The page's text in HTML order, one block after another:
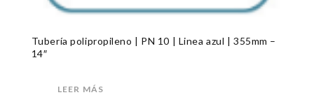
Tubería polipropileno | PN 10 | Linea azul | 355mm –
14″
LEER MÁS